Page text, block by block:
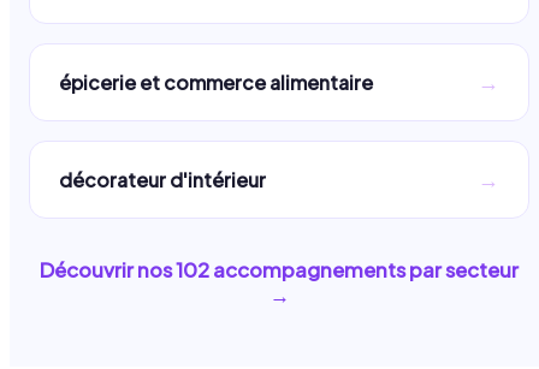
épicerie et commerce alimentaire →
décorateur d'intérieur →
Découvrir nos102accompagnements par secteur
→